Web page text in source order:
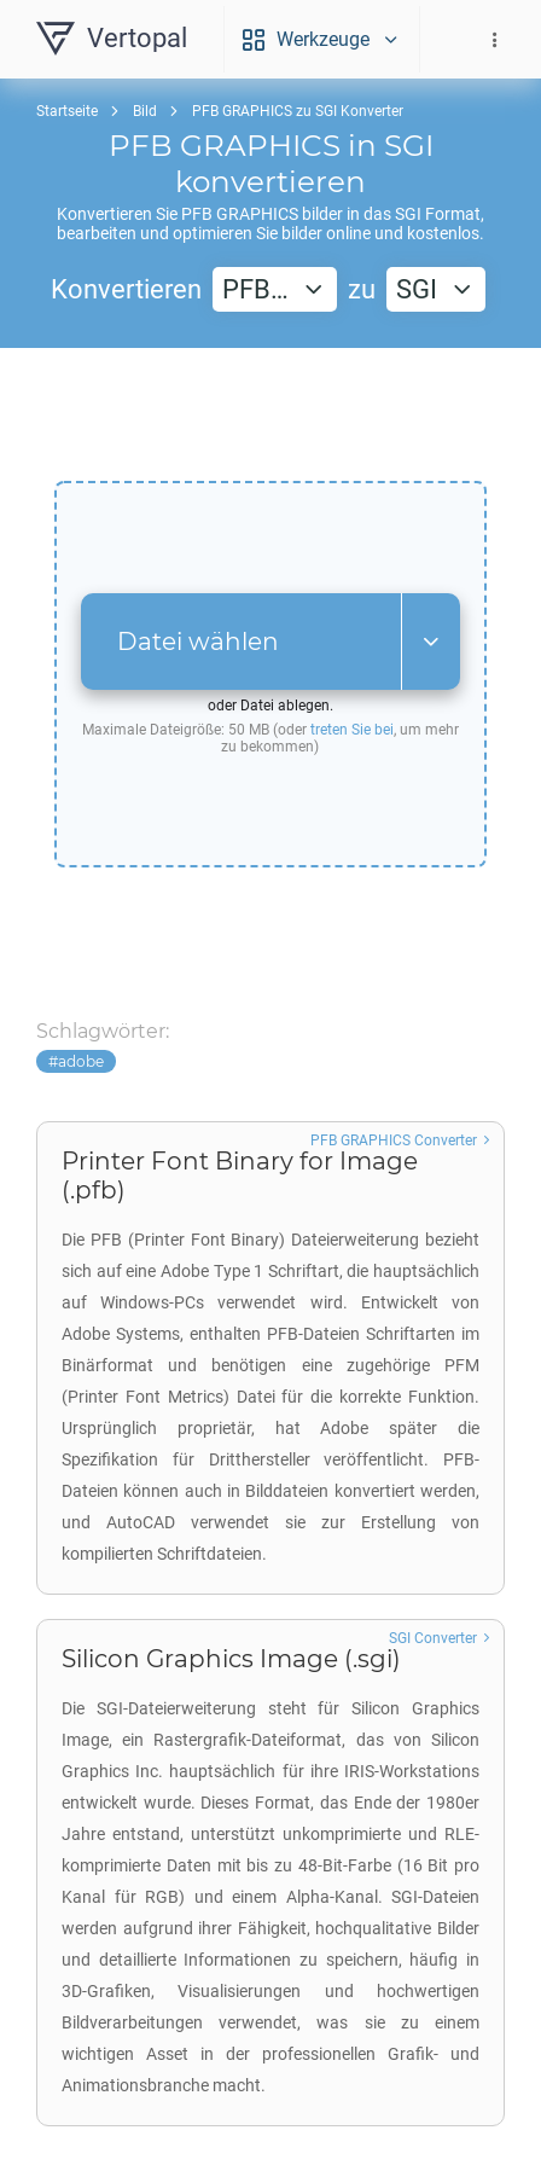
Vertopal Werkzeuge
Startseite Bild PFB GRAPHICS zu SGI Konverter
PFB GRAPHICS in SGI
konvertieren
Konvertieren Sie PFB GRAPHICS bilder in dasSGI Format,
bearbeiten und optimieren Sie bilder online und kostenlos.
Konvertieren PFB… zu SGI
Datei wählen
oder Datei ablegen.
Maximale Dateigröße: 50 MB (oder treten Sie bei, um mehr
zu bekommen)
Schlagwörter:
adobe
Printer Font Binary for Image
(.pfb)
Die PFB (Printer Font Binary) Dateierweiterung bezieht
sich auf eine Adobe Type 1 Schriftart, die hauptsächlich
auf Windows-PCs verwendet wird. Entwickelt von
Adobe Systems, enthalten PFB-Dateien Schriftarten im
Binärformat und benötigen eine zugehörige PFM
(Printer Font Metrics) Datei für die korrekte Funktion.
Ursprünglich proprietär, hat Adobe später die
Spezifikation für Dritthersteller veröffentlicht. PFB-
Dateien können auch in Bilddateien konvertiert werden,
und AutoCAD verwendet sie zur Erstellung von
kompilierten Schriftdateien.
PFB GRAPHICS Converter
Silicon Graphics Image (.sgi)
Die SGI-Dateierweiterung steht für Silicon Graphics
Image, ein Rastergrafik-Dateiformat, das von Silicon
Graphics Inc. hauptsächlich für ihre IRIS-Workstations
entwickelt wurde. Dieses Format, das Ende der 1980er
Jahre entstand, unterstützt unkomprimierte und RLE-
komprimierte Daten mit bis zu 48-Bit-Farbe (16 Bit pro
Kanal für RGB) und einem Alpha-Kanal. SGI-Dateien
werden aufgrund ihrer Fähigkeit, hochqualitative Bilder
und detaillierte Informationen zu speichern, häufig in
3D-Grafiken, Visualisierungen und hochwertigen
Bildverarbeitungen verwendet, was sie zu einem
wichtigen Asset in der professionellen Grafik- und
Animationsbranche macht.
SGI Converter